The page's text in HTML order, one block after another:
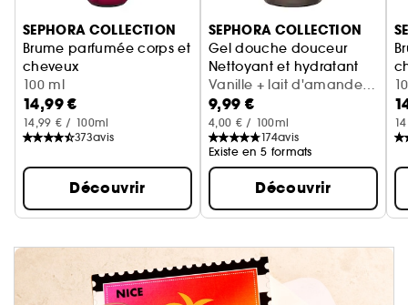
Ignorer le carrousel produits
SEPHORA COLLECTION
Brume parfumée corps et
cheveux
Cerise + crème fouettée
100 ml
14,99 €
14,99 € / 100ml
373avis
Découvrir
SEPHORA COLLECTION
Gel douche douceur
Nettoyant et hydratant
Vanille + lait d'amande
(300 ml)
9,99 €
4,00 € / 100ml
174avis
Existe en 5 formats
Découvrir